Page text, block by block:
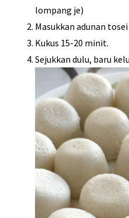
lompang je)
Masukkan adunan
Kukus 15-20 minit.
Sejukkan dulu, baru